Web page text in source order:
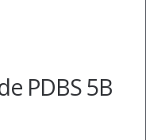
PDBS 5B